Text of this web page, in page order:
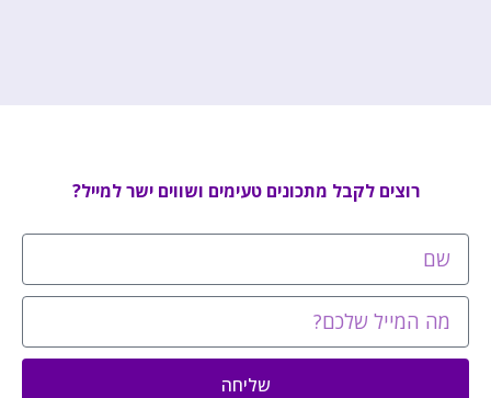
רוצים לקבל מתכונים טעימים ושווים ישר למייל?
שליחה